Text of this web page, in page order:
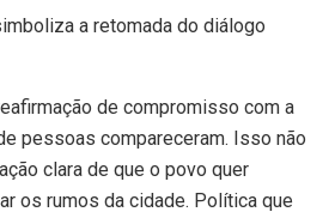
a retomada do diálogo
de compromisso com a
pessoas compareceram. Isso não
clara de que o povo quer
os rumos da cidade. Política que